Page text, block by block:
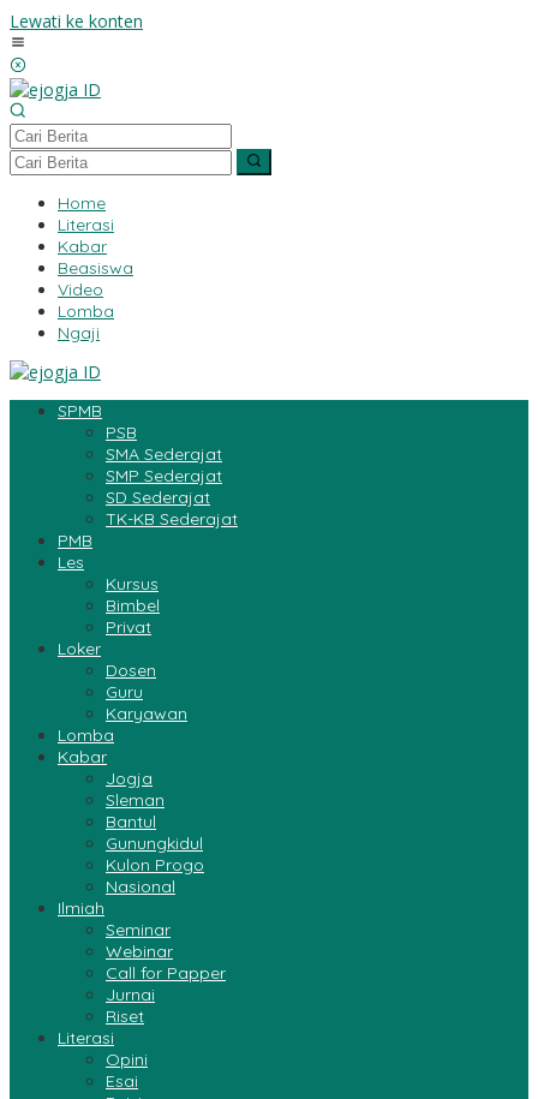
Lewati ke konten
Home
Literasi
Kabar
Beasiswa
Video
Lomba
Ngaji
SPMB
PSB
SMA Sederajat
SMP Sederajat
SD Sederajat
TK-KB Sederajat
PMB
Les
Kursus
Bimbel
Privat
Loker
Dosen
Guru
Karyawan
Lomba
Kabar
Jogja
Sleman
Bantul
Gunungkidul
Kulon Progo
Nasional
Ilmiah
Seminar
Webinar
Call for Papper
Jurnai
Riset
Literasi
Opini
Esai